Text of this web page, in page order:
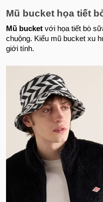
Mũ bucket họa tiết
Mũ bucket với họa tiết bò
chuộng. Kiểu mũ bucket xu
giới tính.